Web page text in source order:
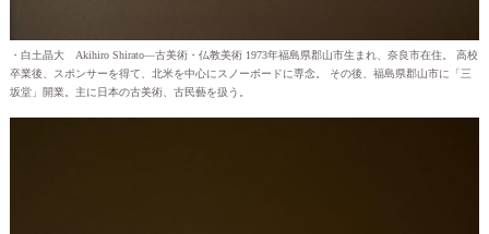
・白土晶大 Akihiro Shirato—古美術・仏教美術 1973年福島県郡山市生まれ、奈良市在住。 高校
卒業後、スポンサーを得て、北米を中心にスノーボードに専念。 その後、福島県郡山市に「三
坂堂」開業。主に日本の古美術、古民藝を扱う。